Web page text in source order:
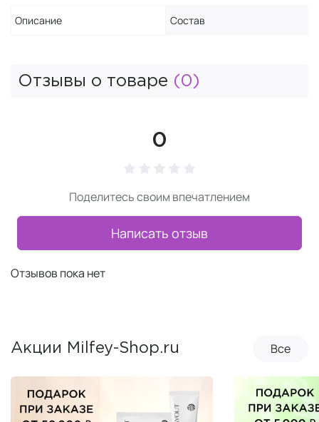
Описание Состав
Отзывы о товаре (0)
0
Поделитесь своим впечатлением
Написать отзыв
Отзывов пока нет
Акции Milfey-Shop.ru Все